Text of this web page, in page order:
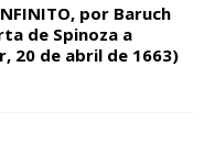
por Baruch
de Spinoza a
20 de abril de 1663)